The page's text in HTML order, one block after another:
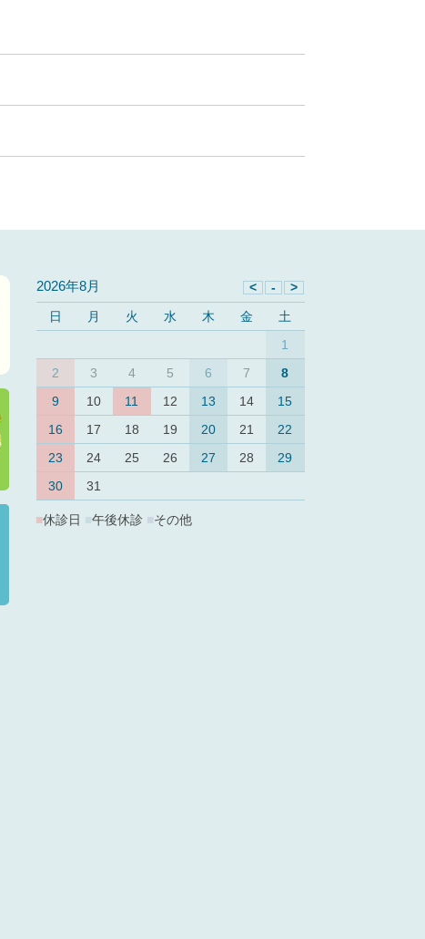
2026年8月
日 月 火 水 木 金
土
1
2
3 4 5 6 7
8
9
10 11 12 13 14
15
16
17 18 19 20 21
22
23
24 25 26 27 28
29
30
31
■休診日 ■午後休診 その他